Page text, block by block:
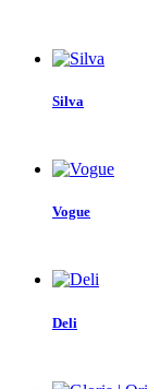
Silva
Vogue
Deli